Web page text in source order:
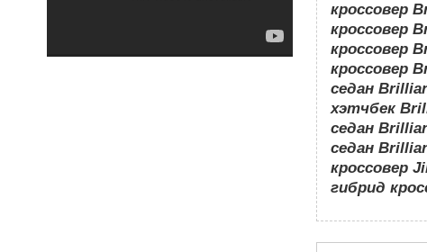
кроссовер
кроссовер
кроссовер
кроссовер
седан
хэтчбек
седан
седан
кроссовер
гибрид